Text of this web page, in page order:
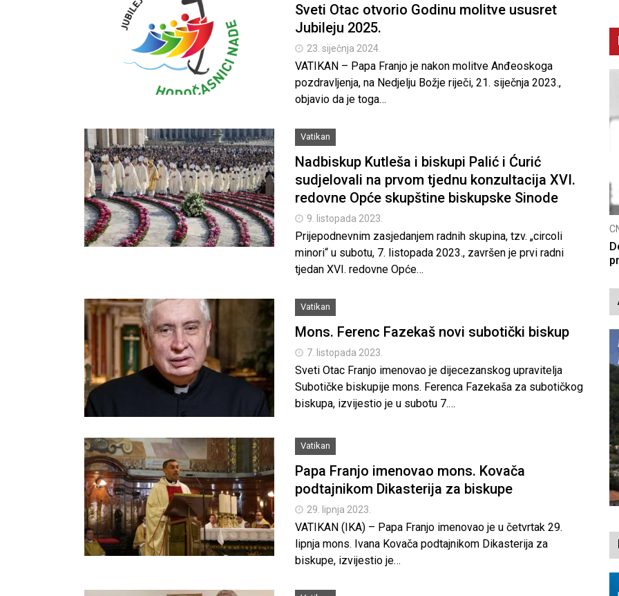
Sveti Otac otvorio Godinu molitve ususret
Jubileju 2025.
23. siječnja 2024.
VATIKAN – Papa Franjo je nakon molitve Anđeoskoga
pozdravljenja, na Nedjelju Božje riječi, 21. siječnja 2023.,
objavio da je toga…
Vatikan
Nadbiskup Kutleša i biskupi Palić i Ćurić
sudjelovali na prvom tjednu konzultacija XVI.
redovne Opće skupštine biskupske Sinode
9. listopada 2023.
Prijepodnevnim zasjedanjem radnih skupina, tzv. „circoli
minori“ u subotu, 7. listopada 2023., završen je prvi radni
tjedan XVI. redovne Opće…
Vatikan
Mons. Ferenc Fazekaš novi subotički biskup
7. listopada 2023.
Sveti Otac Franjo imenovao je dijecezanskog upravitelja
Subotičke biskupije mons. Ferenca Fazekaša za subotičkog
biskupa, izvijestio je u subotu 7.…
Vatikan
Papa Franjo imenovao mons. Kovača
podtajnikom Dikasterija za biskupe
29. lipnja 2023.
VATIKAN (IKA) – Papa Franjo imenovao je u četvrtak 29.
lipnja mons. Ivana Kovača podtajnikom Dikasterija za
biskupe, izvijestio je…
Kad se nasilje pretvara u optužnicu
CNAK